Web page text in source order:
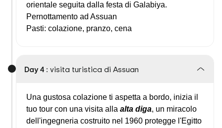
orientale seguita dalla festa di Galabiya.
Pernottamento ad Assuan
Pasti: colazione, pranzo, cena
Day 4 : visita turistica di Assuan
Una gustosa colazione ti aspetta a bordo, inizia il
tuo tour con una visita alla alta diga, un miracolo
dell'ingegneria costruito nel 1960 protegge l'Egitto